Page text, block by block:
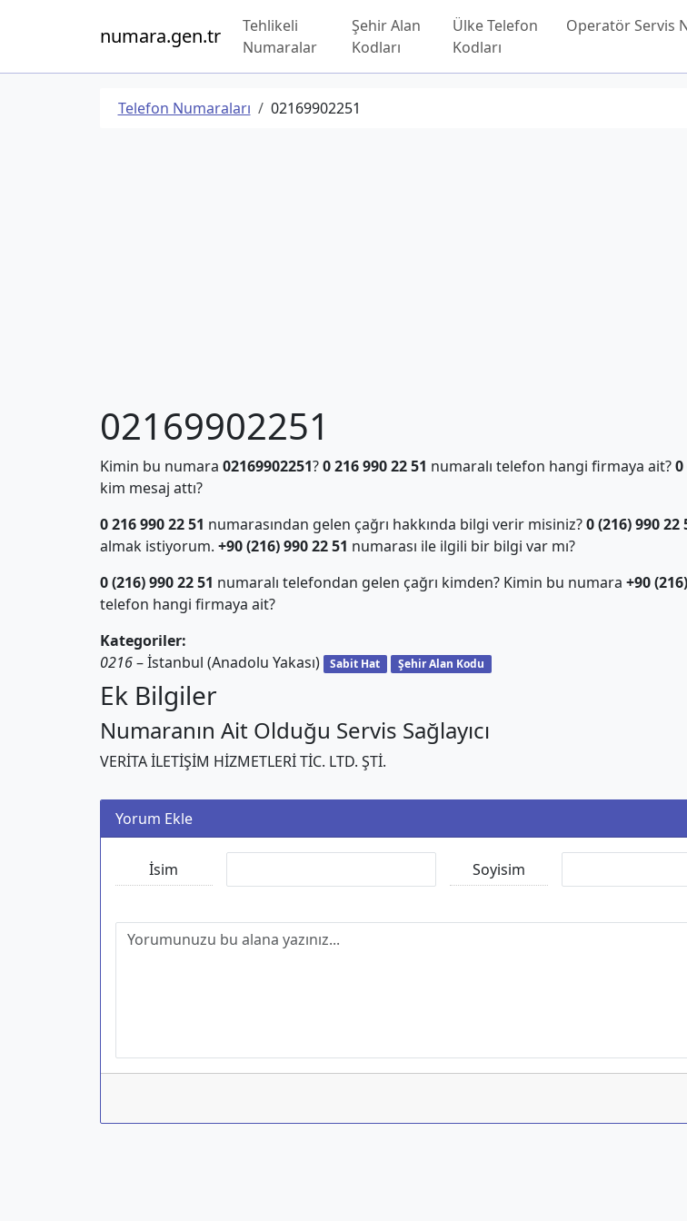
numara.gen.tr
Tehlikeli
Numaralar
Şehir Alan
Kodları
Ülke Telefon
Kodları
Operatör Servis
Telefon Numaraları 02169902251
02169902251
Kimin bu numara 02169902251?0 216 990 22 51 numaralı telefon hangi firmaya ait?0
kim mesaj attı?
0 216 990 22 51 numarasından gelen çağrı hakkında bilgi verir misiniz?0 (216) 990 22
almak istiyorum. +90 (216) 990 22 51 numarası ile ilgili bir bilgi var mı?
0 (216) 990 22 51 numaralı telefondan gelen çağrı kimden? Kimin bu numara +90
telefon hangi firmaya ait?
Kategoriler:
0216– İstanbul (Anadolu Yakası) Sabit Hat Şehir Alan Kodu
Ek Bilgiler
Numaranın Ait Olduğu Servis Sağlayıcı
VERİTA İLETİŞİM HİZMETLERİ TİC. LTD. ŞTİ.
Yorum Ekle
İsim Soyisim